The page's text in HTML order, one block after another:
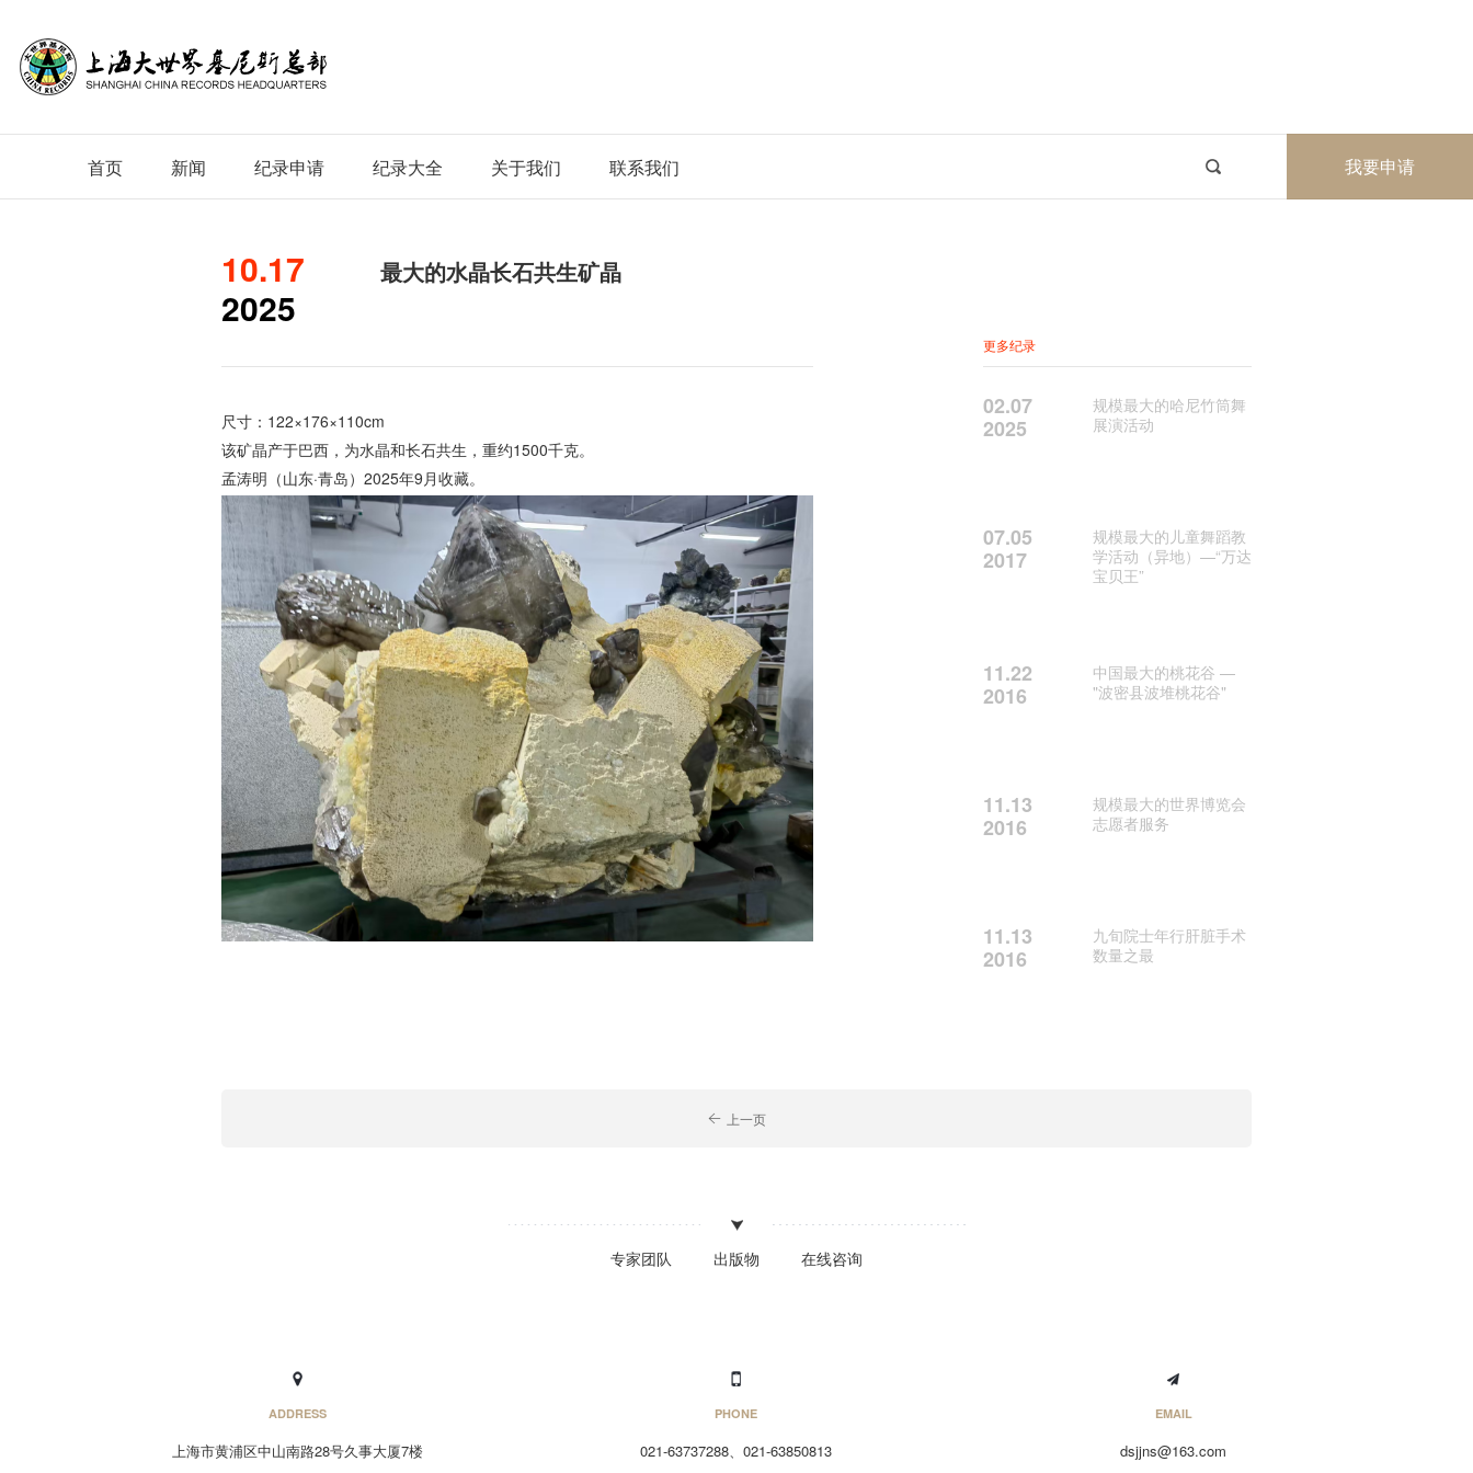
首页 新闻 纪录申请 纪录大全 关于我们 联系我们 我要申请
10.17
2025
最大的水晶长石共生矿晶
尺寸：122×176×110cm
该矿晶产于巴西，为水晶和长石共生，重约1500千克。
孟涛明（山东·青岛）2025年9月收藏。
更多纪录
02.07
2025
规模最大的哈尼竹筒舞
展演活动
07.05
2017
规模最大的儿童舞蹈教
学活动（异地）—“万达
宝贝王”
11.22
2016
中国最大的桃花谷 —
"波密县波堆桃花谷"
11.13
2016
规模最大的世界博览会
志愿者服务
11.13
2016
九旬院士年行肝脏手术
数量之最
上一页
专家团队 出版物 在线咨询
ADDRESS
上海市黄浦区中山南路28号久事大厦7楼
PHONE
021-63737288、021-63850813
EMAIL
dsjjns@163.com